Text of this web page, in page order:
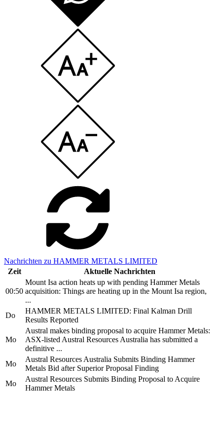
Nachrichten zu HAMMER METALS LIMITED
Zeit
Aktuelle Nachrichten
00:50
Mount Isa action heats up with pending Hammer Metals
acquisition: Things are heating up in the Mount Isa region,
...
Do
HAMMER METALS LIMITED: Final Kalman Drill
Results Reported
Mo
Austral makes binding proposal to acquire Hammer Metals:
ASX-listed Austral Resources Australia has submitted a
definitive ...
Mo
Austral Resources Australia Submits Binding Hammer
Metals Bid after Superior Proposal Finding
Mo
Austral Resources Submits Binding Proposal to Acquire
Hammer Metals